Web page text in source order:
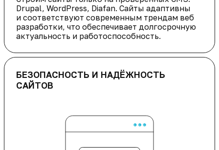
Drupal, WordPress, Diafan. Сайты адаптивны
и соответствуют современным трендам веб
разработки, что обеспечивает долгосрочную
актуальность и работоспособность.
БЕЗОПАСНОСТЬ И НАДЁЖНОСТЬ
САЙТОВ